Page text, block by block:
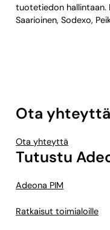
tuotetiedon hallintaan.
Saarioinen, Sodexo,
Ota yhteyttä
Ota yhteyttä
Tutustu
Adeona PIM
Ratkaisut toimialoille